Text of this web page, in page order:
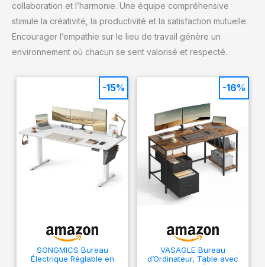
collaboration et l’harmonie. Une équipe compréhensive
stimule la créativité, la productivité et la satisfaction mutuelle.
Encourager l’empathie sur le lieu de travail génère un
environnement où chacun se sent valorisé et respecté.
SONGMICS Bureau
Électrique Réglable en
-15%
VASAGLE Bureau
d’Ordinateur, Table avec
-16%